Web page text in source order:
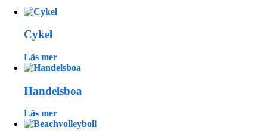
Cykel
Läs mer
Handelsboa
Läs mer